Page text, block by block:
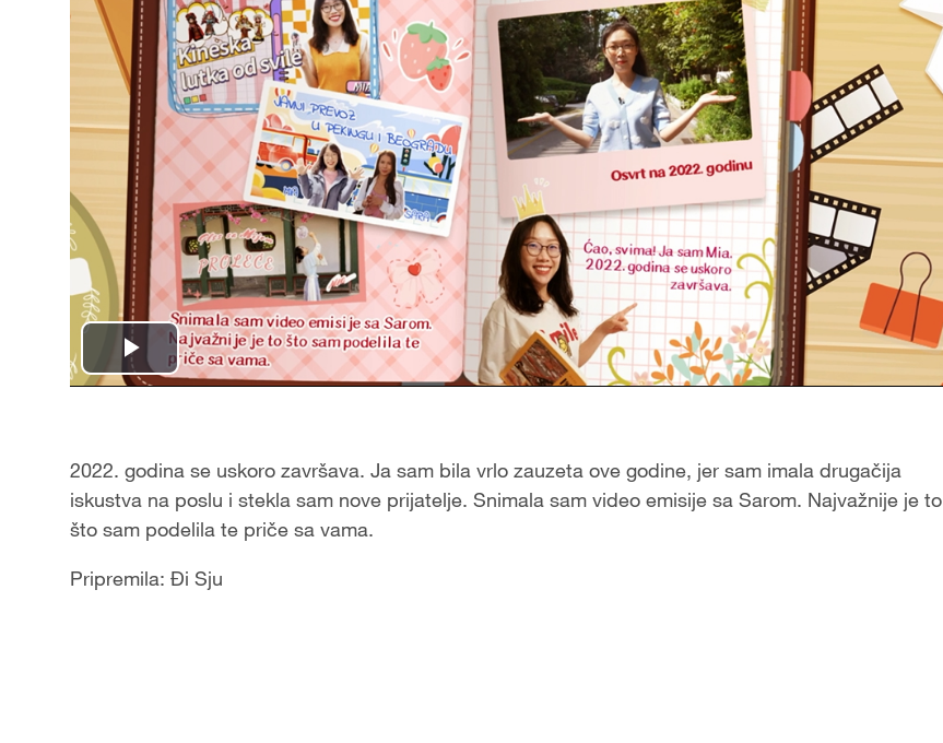
Play
2022. godina se uskoro završava. Ja sam bila vrlo zauzeta ove godine, jer sam imala drugačija
iskustva na poslu i stekla sam nove prijatelje. Snimala sam video emisije sa Sarom. Najvažnije je to
što sam podelila te priče sa vama.
Pripremila: Đi Sju